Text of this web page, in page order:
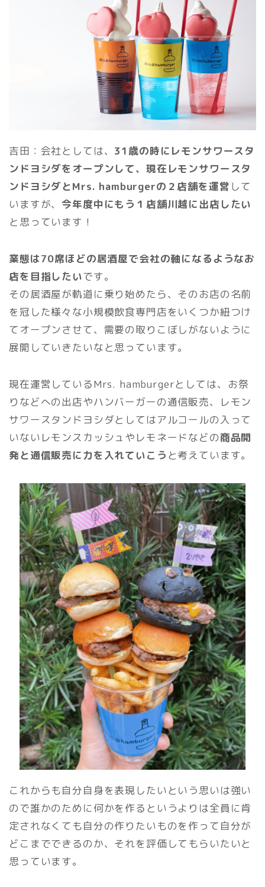
吉田：会社としては、 31歳の時にレモンサワースタ
ンドヨシダをオープンして、現在レモンサワースタ
ンドヨシダとMrs. hamburgerの２店舗を運営 して
いますが、 今年度中にもう１店舗川越に出店したい
と思っています！
業態は70席ほどの居酒屋で会社の軸になるようなお
店を目指したいです。
その居酒屋が軌道に乗り始めたら、そのお店の名前
を冠した様々な小規模飲食専門店をいくつか紐つけ
てオープンさせて、需要の取りこぼしがないように
展開していきたいなと思っています。
現在運営しているMrs. hamburgerとしては、お祭
りなどへの出店やハンバーガーの通信販売、レモン
サワースタンドヨシダとしてはアルコールの入って
いないレモンスカッシュやレモネードなどの商品開
発と通信販売に力を入れていこう と考えています。
これからも自分自身を表現したいという思いは強い
ので誰かのために何かを作るというよりは全員に肯
定されなくても自分の作りたいものを作って自分が
どこまでできるのか、それを評価してもらいたいと
思っています。